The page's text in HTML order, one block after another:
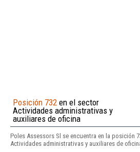
Posición 732 en el sector
Actividades administrativas y
auxiliares de oficina
Poles Assessors Sl se encuentra en la posición
Actividades administrativas y auxiliares de